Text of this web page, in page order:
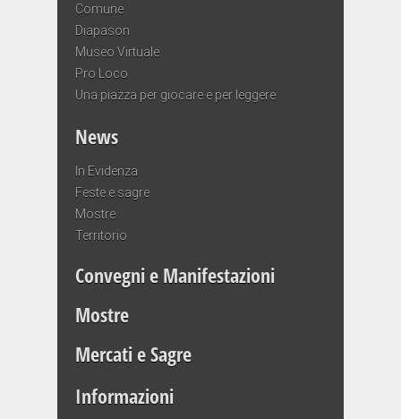
Comune
Diapason
Museo Virtuale
Pro Loco
Una piazza per giocare e per leggere
News
In Evidenza
Feste e sagre
Mostre
Territorio
Convegni e Manifestazioni
Mostre
Mercati e Sagre
Informazioni